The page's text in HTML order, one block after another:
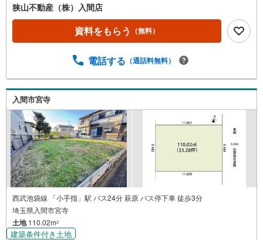
狭山不動産（株）入間店
資料をもらう （無料）
電話する （通話料無料）
入間市宮寺
西武池袋線 「小手指」駅 バス24分 萩原 バス停下車 徒歩3分
埼玉県入間市宮寺
土地110.02m2
建築条件付き土地